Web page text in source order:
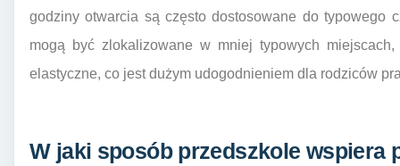
godziny otwarcia są często dostosowane do typowego
mogą być zlokalizowane w mniej typowych
elastyczne, co jest dużym udogodnieniem dla rodziców
W jaki sposób przedszkole wspiera